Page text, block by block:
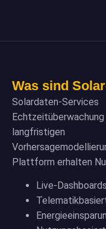
Was sind
Solardaten-
langfristigen
Plattform erhalten
Live-